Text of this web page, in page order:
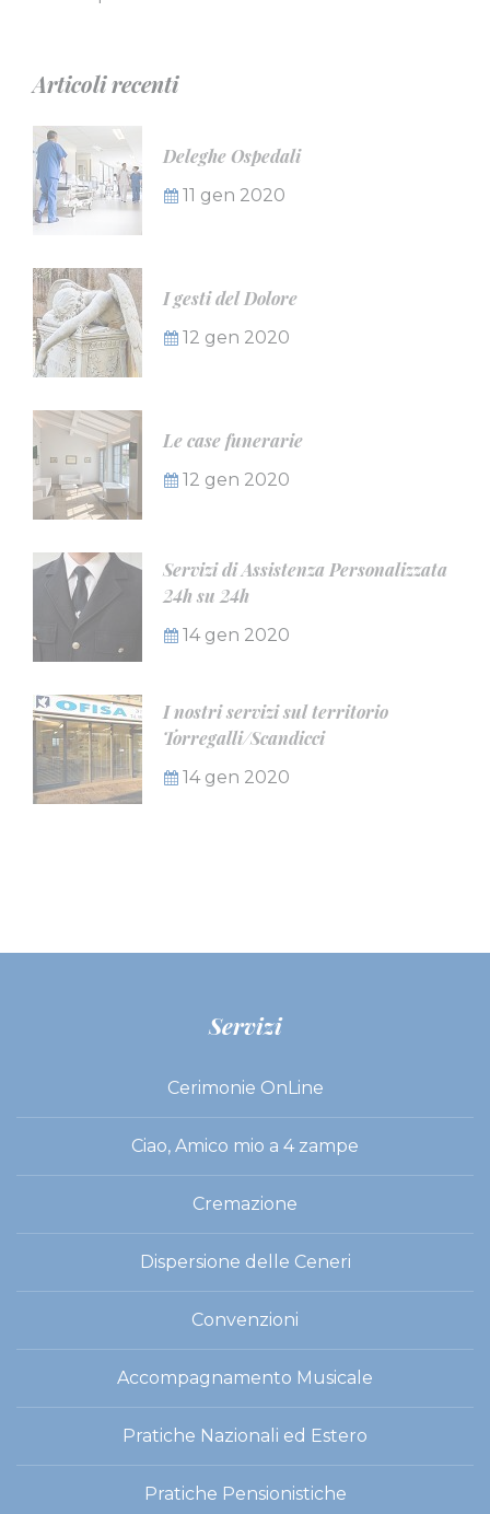
Articoli recenti
Deleghe Ospedali
11 gen 2020
I gesti del Dolore
12 gen 2020
Le case funerarie
12 gen 2020
Servizi di Assistenza Personalizzata
24h su 24h
14 gen 2020
I nostri servizi sul territorio
Torregalli/Scandicci
14 gen 2020
Servizi
Cerimonie OnLine
Ciao, Amico mio a 4 zampe
Cremazione
Dispersione delle Ceneri
Convenzioni
Accompagnamento Musicale
Pratiche Nazionali ed Estero
Pratiche Pensionistiche